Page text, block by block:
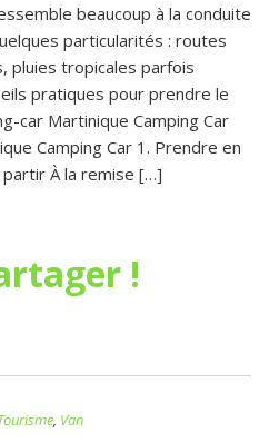
beaucoup à la conduite
particularités : routes
pluies tropicales parfois
pratiques pour prendre le
car Martinique Camping Car
Camping Car 1. Prendre en
partir À la remise […]
!
Van